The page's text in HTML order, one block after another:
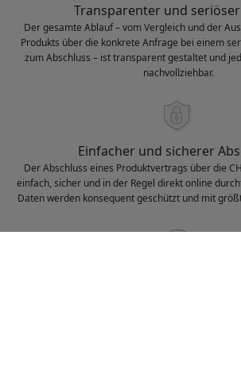
Transparenter und
Der gesamte Ablauf – vom Vergleich und der
Produkts über die konkrete Anfrage bei einem
zum Abschluss – ist transparent gestaltet und
nachvollziehbar.
Einfacher und sicherer
Der Abschluss eines Produktvertrags über die
einfach, sicher und in der Regel direkt online
Daten werden konsequent geschützt und mit